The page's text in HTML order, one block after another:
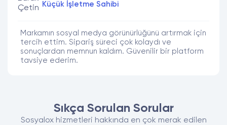
Küçük İşletme Sahibi
Markamın sosyal medya görünürlüğünü artırmak için
tercih ettim. Sipariş süreci çok kolaydı ve
sonuçlardan memnun kaldım. Güvenilir bir platform
tavsiye ederim.
Sıkça Sorulan Sorular
Sosyalox hizmetleri hakkında en çok merak edilen